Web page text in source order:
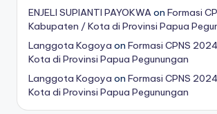
ENJELI SUPIANTI PAYOKWAon Formasi
Kabupaten / Kota di Provinsi Papua
Langgota Kogoya on Formasi CPNS
Kota di Provinsi Papua Pegunungan
Langgota Kogoya on Formasi CPNS
Kota di Provinsi Papua Pegunungan